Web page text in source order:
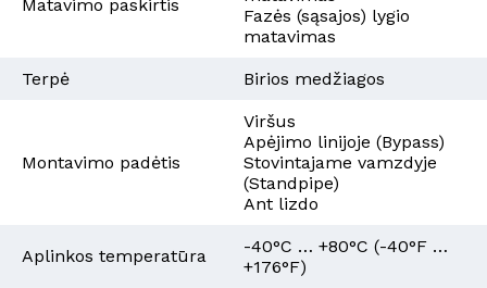
Matavimo paskirtis
Fazės (sąsajos) lygio
matavimas
Terpė Birios medžiagos
Montavimo padėtis
Viršus
Apėjimo linijoje (Bypass)
Stovintajame vamzdyje
(Standpipe)
Ant lizdo
Aplinkos temperatūra
-40°C … +80°C (-40°F …
+176°F)